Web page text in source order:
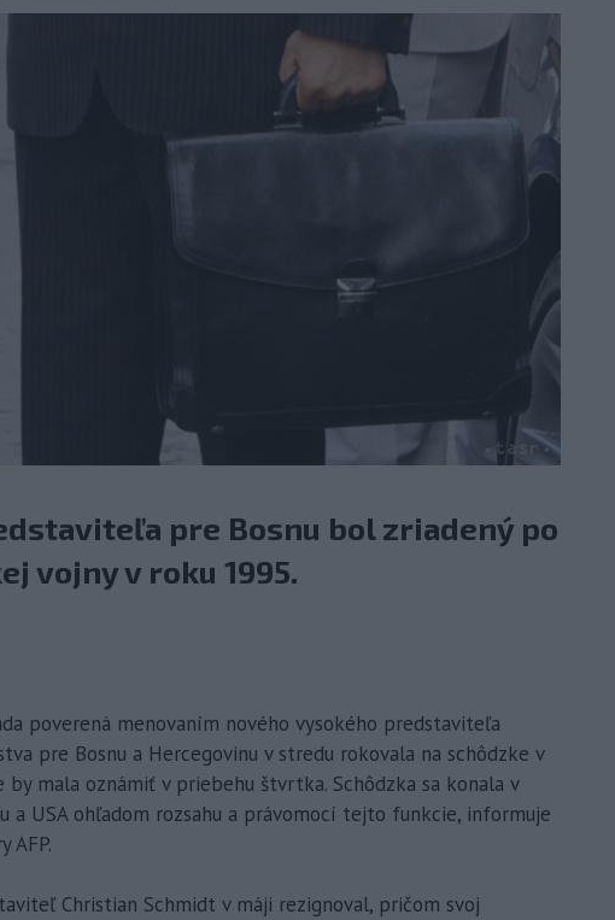
pre Bosnu bol zriadený po
vojny v roku 1995.
poverená menovaním nového vysokého predstaviteľa
pre Bosnu a Hercegovinu v stredu rokovala na schôdzke v
by mala oznámiť v priebehu štvrtka. Schôdzka sa konala v
a USA ohľadom rozsahu a právomocí tejto funkcie, informuje
AFP.
Christian Schmidt v máji rezignoval, pričom svoj